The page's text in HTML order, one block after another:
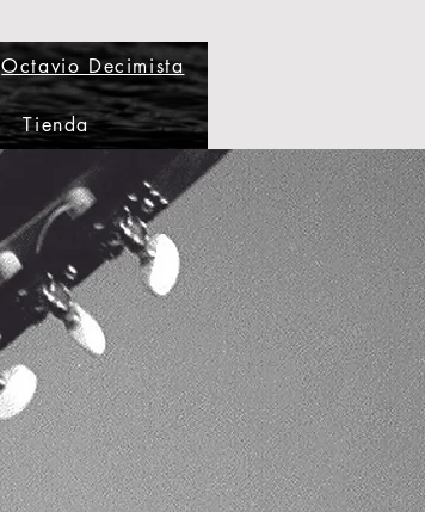
Octavio Decimista
Tienda